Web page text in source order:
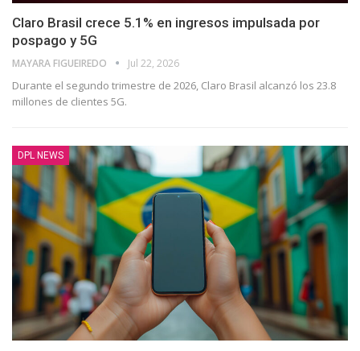
Claro Brasil crece 5.1% en ingresos impulsada por
pospago y 5G
⁨MAYARA FIGUEIREDO Jul 22, 2026
Durante el segundo trimestre de 2026, Claro Brasil alcanzó los 23.8
millones de clientes 5G.
DPL NEWS